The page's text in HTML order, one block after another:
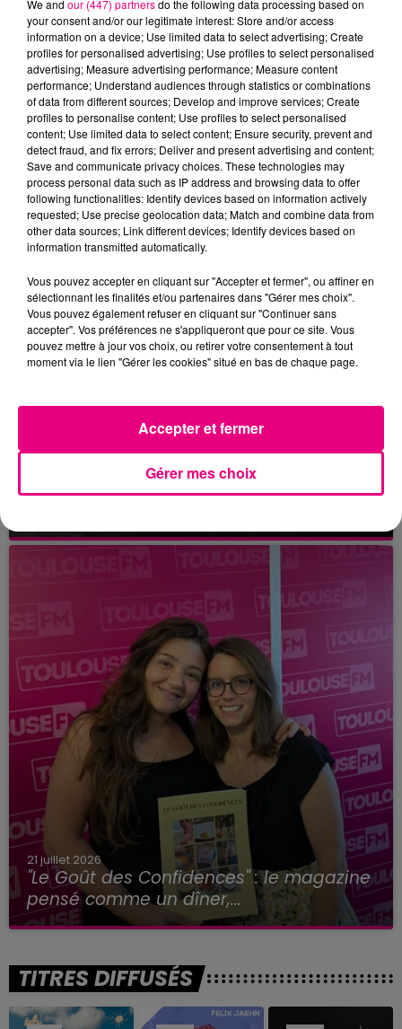
22 juillet 2026
Toulouse : circulation perturbée dans le
secteur François Verdier...
Affaire Jubillar : le procès en appel
21 juillet 2026
"Le Goût des Confidences" : le magazine
pensé comme un dîner,...
TITRES DIFFUSÉS
We and our (447) partnersdo the following data processing based on
your consent and/or our legitimate interest: Store and/or access
information on a device; Use limited data to select advertising; Create
profiles for personalised advertising; Use profiles to select personalised
advertising; Measure advertising performance; Measure content
performance; Understand audiences through statistics or combinations
of data from different sources; Develop and improve services; Create
profiles to personalise content; Use profiles to select personalised
content; Use limited data to select content; Ensure security, prevent and
detect fraud, and fix errors; Deliver and present advertising and content;
Save and communicate privacy choices. These technologies may
process personal data such as IP address and browsing data to offer
following functionalities: Identify devices based on information actively
requested; Use precise geolocation data; Match and combine data from
other data sources; Link different devices; Identify devices based on
information transmitted automatically.
Vous pouvez accepter en cliquant sur "Accepter et fermer", ou affiner en
sélectionnant les finalités et/ou partenaires dans "Gérer mes choix".
Vous pouvez également refuser en cliquant sur "Continuer sans
accepter". Vos préférences ne s'appliqueront que pour ce site. Vous
pouvez mettre à jour vos choix, ou retirer votre consentement à tout
moment via le lien "Gérer les cookies" situé en bas de chaque page.
Gérer mes choix
Accepter et fermer